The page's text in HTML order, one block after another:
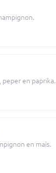
peper en paprika.
en maïs.